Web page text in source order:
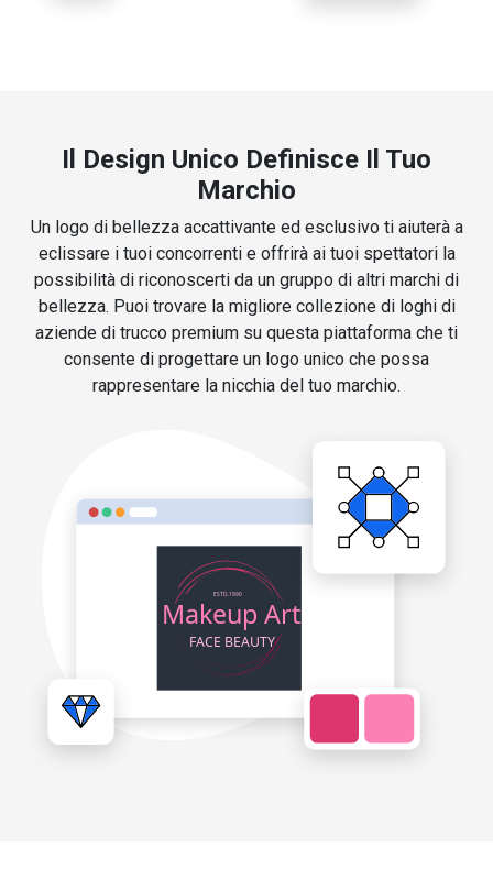
Il Design Unico Definisce Il Tuo
Marchio
Un logo di bellezza accattivante ed esclusivo ti aiuterà a
eclissare i tuoi concorrenti e offrirà ai tuoi spettatori la
possibilità di riconoscerti da un gruppo di altri marchi di
bellezza. Puoi trovare la migliore collezione di loghi di
aziende di trucco premium su questa piattaforma che ti
consente di progettare un logo unico che possa
rappresentare la nicchia del tuo marchio.